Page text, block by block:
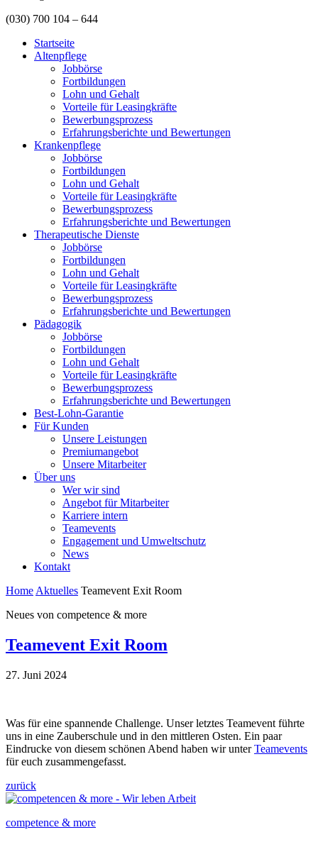
(030) 700 104 – 644
Startseite
Altenpflege
Jobbörse
Fortbildungen
Lohn und Gehalt
Vorteile für Leasingkräfte
Bewerbungsprozess
Erfahrungsberichte und Bewertungen
Krankenpflege
Jobbörse
Fortbildungen
Lohn und Gehalt
Vorteile für Leasingkräfte
Bewerbungsprozess
Erfahrungsberichte und Bewertungen
Therapeutische Dienste
Jobbörse
Fortbildungen
Lohn und Gehalt
Vorteile für Leasingkräfte
Bewerbungsprozess
Erfahrungsberichte und Bewertungen
Pädagogik
Jobbörse
Fortbildungen
Lohn und Gehalt
Vorteile für Leasingkräfte
Bewerbungsprozess
Erfahrungsberichte und Bewertungen
Best-Lohn-Garantie
Für Kunden
Unsere Leistungen
Premiumangebot
Unsere Mitarbeiter
Über uns
Wer wir sind
Angebot für Mitarbeiter
Karriere intern
Teamevents
Engagement und Umweltschutz
News
Kontakt
Home Aktuelles Teamevent Exit Room
Neues von competence & more
Teamevent Exit Room
27. Juni 2024
Was für eine spannende Challenge. Unser letztes Teamevent führte
uns in eine Zauberschule und in den mittleren Osten. Ein paar
Eindrucke von diesem schönen Abend haben wir unterTeamevents
für euch zusammengefasst.
zurück
competence & more